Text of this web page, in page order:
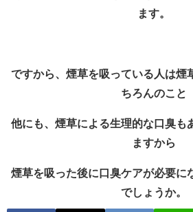
ます。
ですから、煙草を吸っている人は煙
ちろんのこと
他にも、煙草による生理的な口臭も
ますから
煙草を吸った後に口臭ケアが必要に
でしょうか。